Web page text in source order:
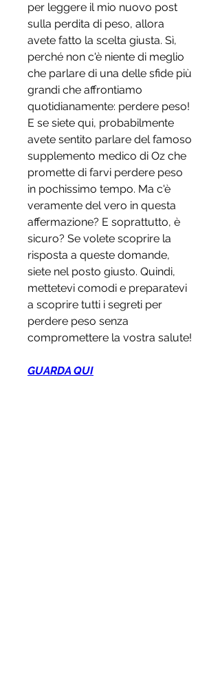
per leggere il mio nuovo post
sulla perdita di peso, allora
avete fatto la scelta giusta. Sì,
perché non c'è niente di meglio
che parlare di una delle sfide più
grandi che affrontiamo
quotidianamente: perdere peso!
E se siete qui, probabilmente
avete sentito parlare del famoso
supplemento medico di Oz che
promette di farvi perdere peso
in pochissimo tempo. Ma c'è
veramente del vero in questa
affermazione? E soprattutto, è
sicuro? Se volete scoprire la
risposta a queste domande,
siete nel posto giusto. Quindi,
mettetevi comodi e preparatevi
a scoprire tutti i segreti per
perdere peso senza
compromettere la vostra salute!
GUARDA QUI